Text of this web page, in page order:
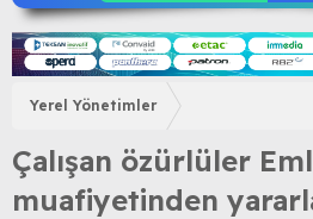
Yerel Yönetimler
Çalışan özürlüler
muafiyetinden